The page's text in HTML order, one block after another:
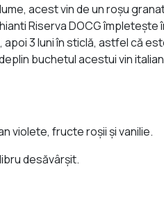
acest vin de un roșu
Riserva DOCG
3 luni în sticlă, astfel că
buchetul acestui vin
violete, fructe roșii și vanilie.
desăvârșit.